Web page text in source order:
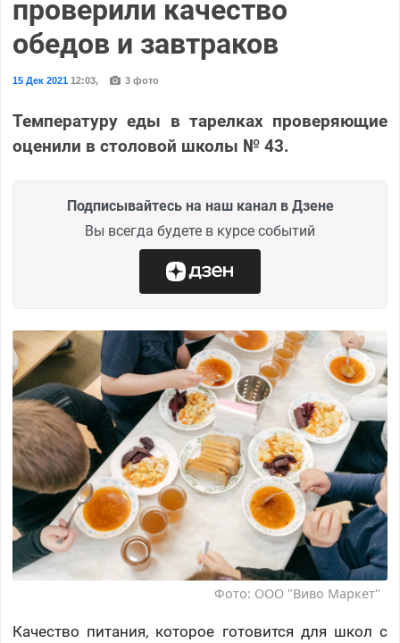
проверили качество
обедов и завтраков
15 Дек 202112:03, 3 фото
Температуру еды в тарелках проверяющие
оценили в столовой школы № 43.
Подписывайтесь на наш канал в Дзене
Вы всегда будете в курсе событий
Фото: ООО "Виво Маркет"
Качество питания, которое готовится для школ с